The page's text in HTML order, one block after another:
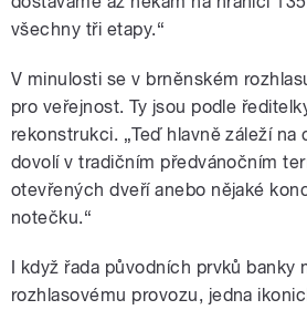
všechny tři etapy.“
V minulosti se v brněnském
pro veřejnost. Ty jsou podle
rekonstrukci. „Teď hlavně záleží na
dovolí v tradičním předvánočním
otevřených dveří anebo nějaké
notečku.“
I když řada původních prvků banky
rozhlasovému provozu, jedna